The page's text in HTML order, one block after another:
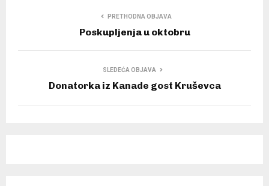
PRETHODNA OBJAVA
Poskupljenja u oktobru
SLEDEĆA OBJAVA
Donatorka iz Kanade gost Kruševca